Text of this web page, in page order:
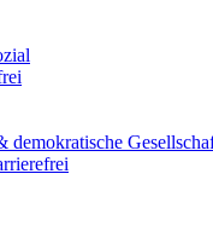
demokratische